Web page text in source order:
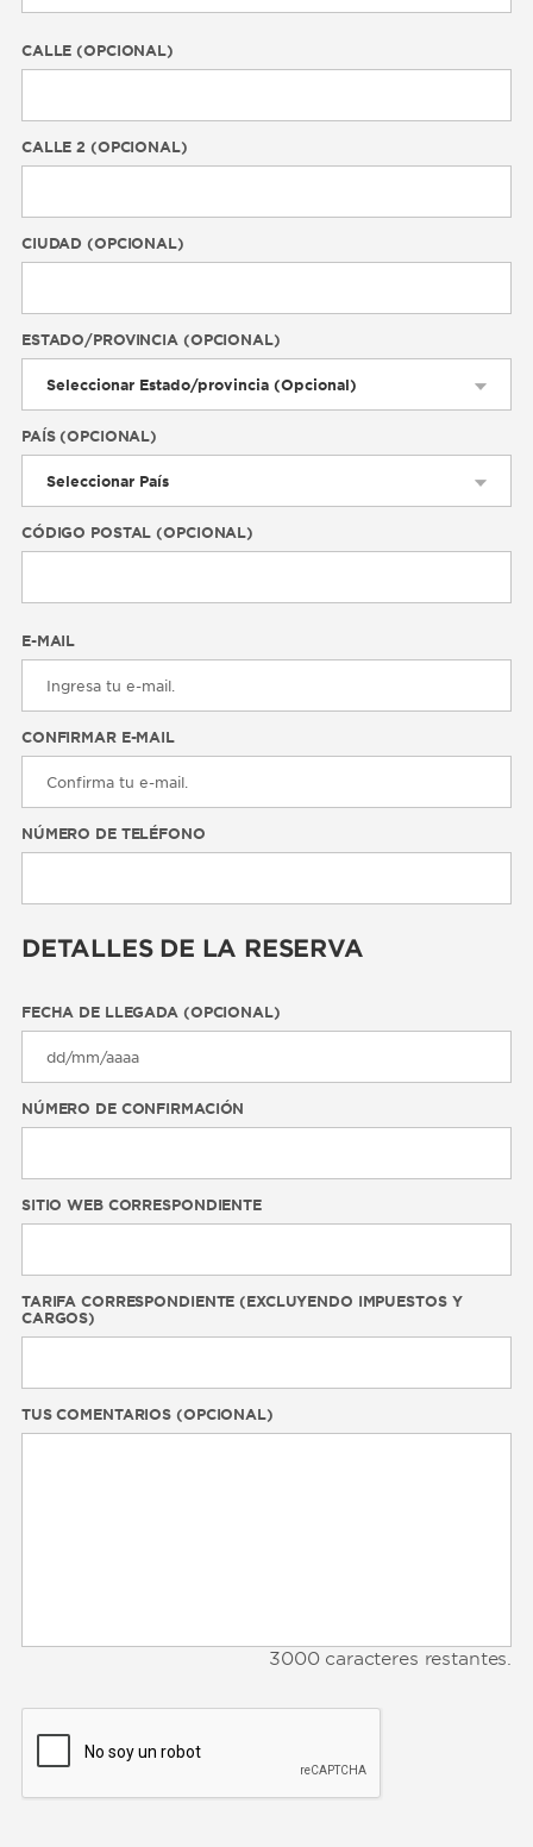
CALLE (OPCIONAL)
CALLE 2 (OPCIONAL)
CIUDAD (OPCIONAL)
ESTADO/PROVINCIA (OPCIONAL)
PAÍS (OPCIONAL)
CÓDIGO POSTAL (OPCIONAL)
E-MAIL
CONFIRMAR E-MAIL
NÚMERO DE TELÉFONO
DETALLES DE LA RESERVA
FECHA DE LLEGADA (OPCIONAL)
NÚMERO DE CONFIRMACIÓN
SITIO WEB CORRESPONDIENTE
TARIFA CORRESPONDIENTE (EXCLUYENDO IMPUESTOS Y
CARGOS)
TUS COMENTARIOS (OPCIONAL)
3000caracteres restantes.